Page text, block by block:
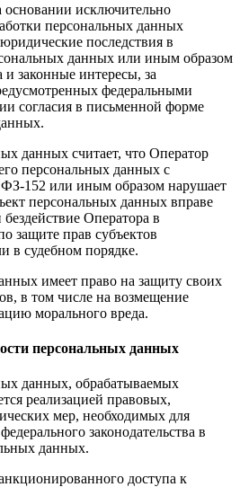
основании исключительно
персональных данных
последствия в
данных или иным образом
законные интересы, за
федеральными
согласия в письменной форме
данных считает, что Оператор
персональных данных с
152 или иным образом нарушает
персональных данных вправе
Оператора в
защите прав субъектов
в судебном порядке.
имеет право на защиту своих
в том числе на возмещение
морального вреда.
персональных данных
данных, обрабатываемых
реализацией правовых,
мер, необходимых для
законодательства в
данных.
доступа к